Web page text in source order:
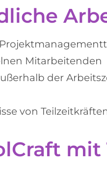
Mitarbeitenden
der
von